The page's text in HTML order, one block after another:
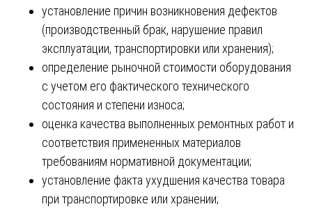
установление причин возникновения дефектов
(производственный брак, нарушение правил
эксплуатации, транспортировки или хранения);
определение рыночной стоимости оборудования
с учетом его фактического технического
состояния и степени износа;
оценка качества выполненных ремонтных работ и
соответствия примененных материалов
требованиям нормативной документации;
установление факта ухудшения качества товара
при транспортировке или хранении;